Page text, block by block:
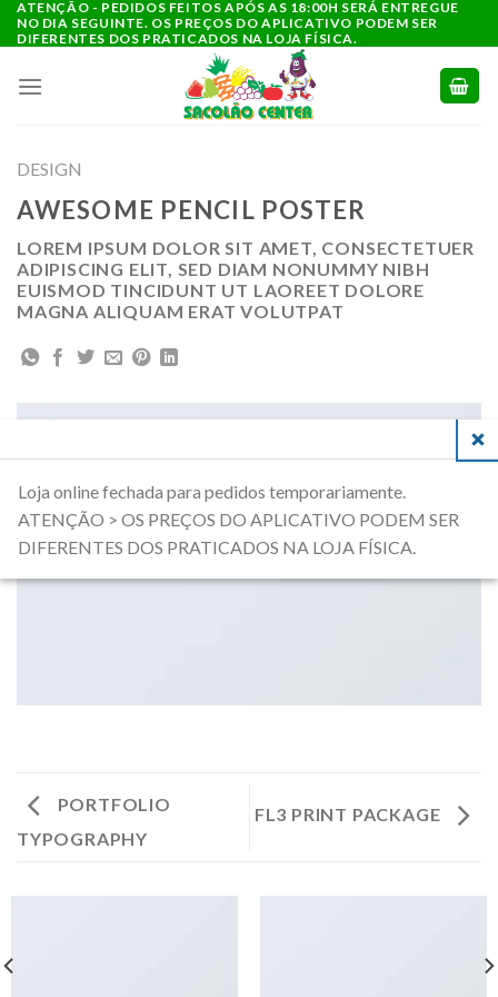
para
conteúdo
ATENÇÃO - PEDIDOS FEITOS APÓS AS 18:00H SERÁ ENTREGUE
NO DIA SEGUINTE. OS PREÇOS DO APLICATIVO PODEM SER
DIFERENTES DOS PRATICADOS NA LOJA FÍSICA.
DESIGN
AWESOME PENCIL POSTER
LOREM IPSUM DOLOR SIT AMET, CONSECTETUER
ADIPISCING ELIT, SED DIAM NONUMMY NIBH
EUISMOD TINCIDUNT UT LAOREET DOLORE
MAGNA ALIQUAM ERAT VOLUTPAT
PORTFOLIO
TYPOGRAPHY
FL3 PRINT PACKAGE
Loja online fechada para pedidos temporariamente.
ATENÇÃO > OS PREÇOS DO APLICATIVO PODEM SER
DIFERENTES DOS PRATICADOS NA LOJA FÍSICA.